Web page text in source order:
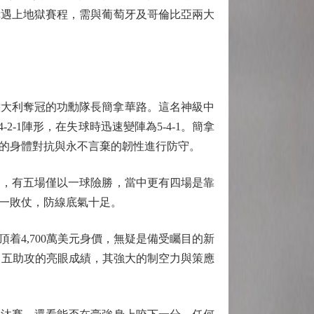
上地獄賽程，需與葡萄牙及哥倫比亞兩大
奪冠的功勳隊長簡拿華路。這名神級中
1陣形，在失球時迅速變陣為5-4-1。簡拿
體對抗與永不言棄的韌性進行防守。
五場僅以一球險勝，當中更有四場是靠
敗仗，防線底氣十足。
4,700萬美元身價，無疑是備受矚目的新
助攻的亮眼成績，其強大的制空力與策應